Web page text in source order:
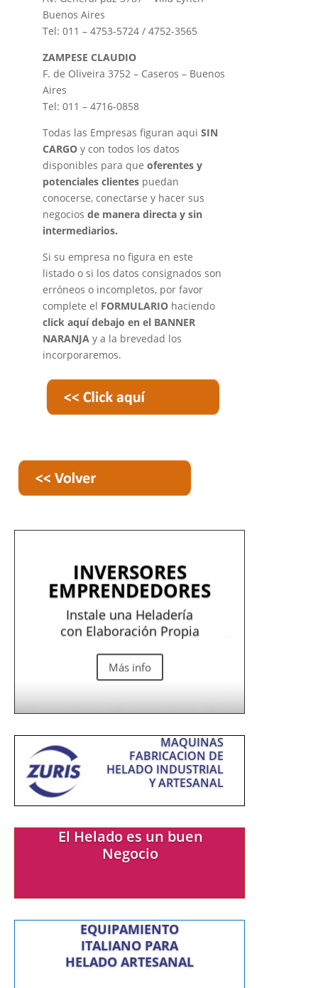
Buenos Aires
Tel: 011 – 4753-5724 / 4752-3565
ZAMPESE CLAUDIO
F. de Oliveira 3752 – Caseros – Buenos
Aires
Tel: 011 – 4716-0858
Todas las Empresas figuran aqui SIN
CARGO y con todos los datos
disponibles para que oferentes y
potenciales clientes puedan
conocerse, conectarse y hacer sus
negocios de manera directa y sin
intermediarios.
Si su empresa no figura en este
listado o si los datos consignados son
erróneos o incompletos, por favor
complete el FORMULARIO haciendo
click aquí debajo en el BANNER
NARANJA y a la brevedad los
incorporaremos.
INVERSORES
EMPRENDEDORES
Instale una Heladería
con Elaboración Propia
Más info
MAQUINAS
FABRICACION DE
HELADO INDUSTRIAL
Y ARTESANAL
El Helado es un buen
Negocio
EQUIPAMIENTO
ITALIANO PARA
HELADO ARTESANAL